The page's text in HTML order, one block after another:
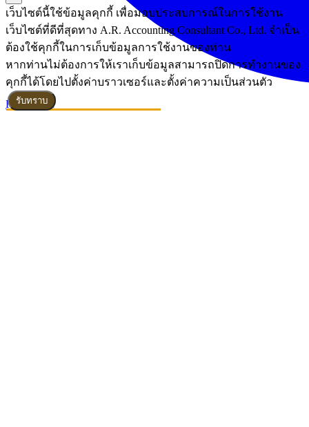
Read More
เว็บไซต์นี้ใช้ข้อมูลคุกกี้ เพื่อมอบประสบการณ์ในการใช้งาน
เว็บไซต์ที่ดีที่สุดทาง A.R. Accounting Consultant Co., Ltd. จำเป็น
ต้องใช้คุกกี้ในการเก็บข้อมูลการใช้งานของท่าน
หากท่านไม่ต้องการให้เราเก็บข้อมูลสามารถปิดการทำงานของ
คุกกี้ได้โดยไปตั้งค่าบราวเซอร์และตั้งค่าความเป็นส่วนตัว
รับทราบ